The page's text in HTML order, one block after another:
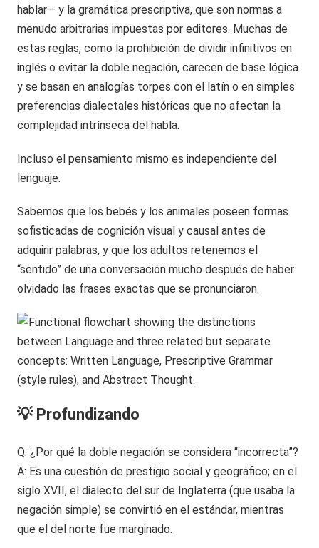
hablar— y la gramática prescriptiva, que son normas a
menudo arbitrarias impuestas por editores. Muchas de
estas reglas, como la prohibición de dividir infinitivos en
inglés o evitar la doble negación, carecen de base lógica
y se basan en analogías torpes con el latín o en simples
preferencias dialectales históricas que no afectan la
complejidad intrínseca del habla.
Incluso el pensamiento mismo es independiente del
lenguaje.
Sabemos que los bebés y los animales poseen formas
sofisticadas de cognición visual y causal antes de
adquirir palabras, y que los adultos retenemos el
“sentido” de una conversación mucho después de haber
olvidado las frases exactas que se pronunciaron.
💡 Profundizando
Q: ¿Por qué la doble negación se considera “incorrecta”?
A: Es una cuestión de prestigio social y geográfico; en el
siglo XVII, el dialecto del sur de Inglaterra (que usaba la
negación simple) se convirtió en el estándar, mientras
que el del norte fue marginado.